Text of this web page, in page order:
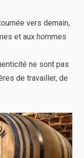
vers demain,
et aux hommes
ne sont pas
de travailler, de